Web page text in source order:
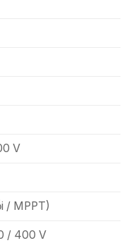
V
/ MPPT)
/ 400 V